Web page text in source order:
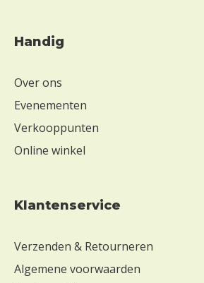
Handig
Over ons
Evenementen
Verkooppunten
Online winkel
Klantenservice
Verzenden & Retourneren
Algemene voorwaarden